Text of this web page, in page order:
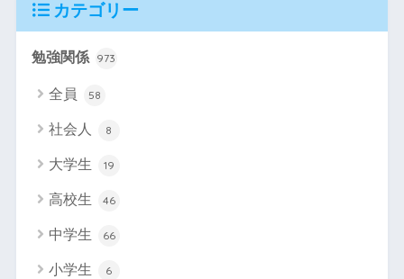
カテゴリー
勉強関係 973
全員 58
社会人 8
大学生 19
高校生 46
中学生 66
小学生 6